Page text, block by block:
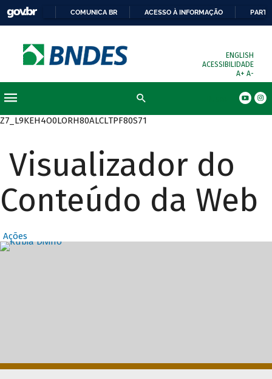
COMUNICA BR ACESSO À INFORMAÇÃO
ENGLISH
ACESSIBILIDADE
A+ A-
Z7_L9KEH4O0LORH80ALCLTPF80S71
Visualizador do
Conteúdo da Web
Ações
Destaques